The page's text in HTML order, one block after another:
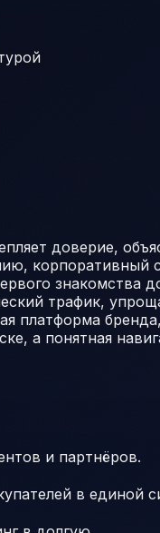
доверие,
корпоративный
знакомства
трафик,
платформа
а понятная
и партнёров.
в единой